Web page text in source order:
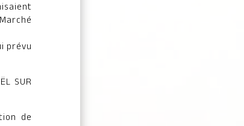
prévu
SUR
de